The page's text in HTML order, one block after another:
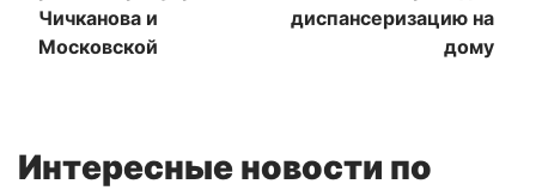
Чичканова и
Московской
диспансеризацию на
дому
Интересные новости по